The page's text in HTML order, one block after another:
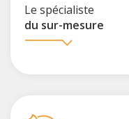
Le spécialiste
du sur-mesure